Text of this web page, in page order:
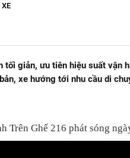
tối giản, ưu tiên hiệu suất vận
xe hướng tới nhu cầu di
Trên Ghế 216 phát sóng